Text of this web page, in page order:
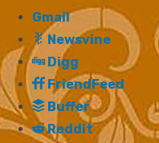
Gmail
Newsvine
Digg
FriendFeed
Buffer
Reddit